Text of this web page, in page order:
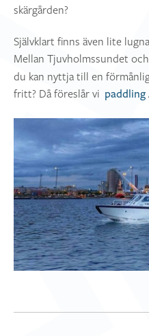
skärgården?
Självklart finns även lite
Mellan Tjuvholmssundet
du kan nyttja till en
fritt? Då föreslår vi paddling .